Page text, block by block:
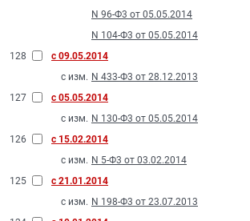
N 96-Ф3 от 05.05.2014
N 104-Ф3 от 05.05.2014
128
с 09.05.2014
с изм. N 433-Ф3 от 28.12.2013
127
с 05.05.2014
с изм. N 130-Ф3 от 05.05.2014
126
с 15.02.2014
с изм. N 5-Ф3 от 03.02.2014
125
с 21.01.2014
с изм. N 198-Ф3 от 23.07.2013